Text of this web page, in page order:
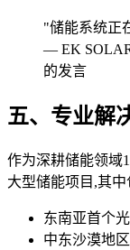
"储能系统正
— EK
的发言
五、专业解
作为深耕储能领域
大型储能项目,其中
东南亚首个
中东沙漠地